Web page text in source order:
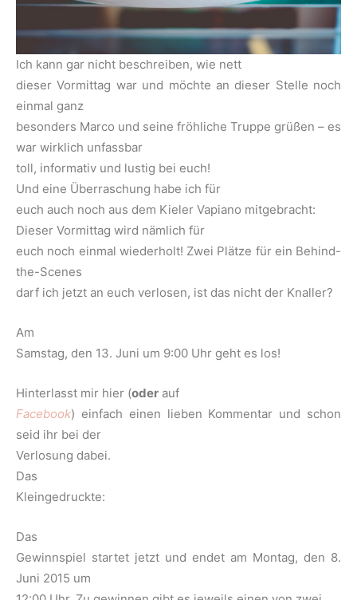
Ich kann gar nicht beschreiben, wie nett
dieser Vormittag war und möchte an dieser Stelle noch
einmal ganz
besonders Marco und seine fröhliche Truppe grüßen – es
war wirklich unfassbar
toll, informativ und lustig bei euch!
Und eine Überraschung habe ich für
euch auch noch aus dem Kieler Vapiano mitgebracht:
Dieser Vormittag wird nämlich für
euch noch einmal wiederholt! Zwei Plätze für ein Behind-
the-Scenes
darf ich jetzt an euch verlosen, ist das nicht der Knaller?
Am
Samstag, den 13. Juni um 9:00 Uhr geht es los!
Hinterlasst mir hier (oder auf
Facebook) einfach einen lieben Kommentar und schon
seid ihr bei der
Verlosung dabei.
Das
Kleingedruckte:
Das
Gewinnspiel startet jetzt und endet am Montag, den 8.
Juni 2015 um